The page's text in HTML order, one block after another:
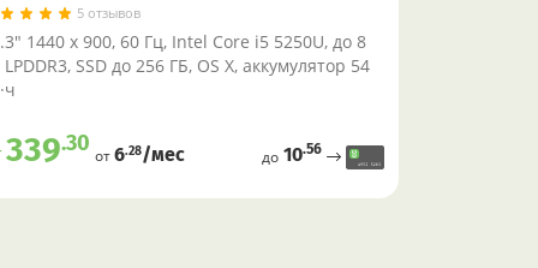
5 отзывов
1440 x 900, 60 Гц, Intel Core i5 5250U, до 8
LPDDR3, SSD до 256 ГБ, OS X, аккумулятор 54
339.30 от6.28/меc до10.56